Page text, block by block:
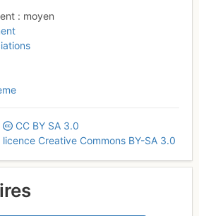
moyen
CC BY SA 3.0
Creative Commons BY-SA 3.0